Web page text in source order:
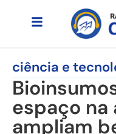
ciência e
espaço
ampliam